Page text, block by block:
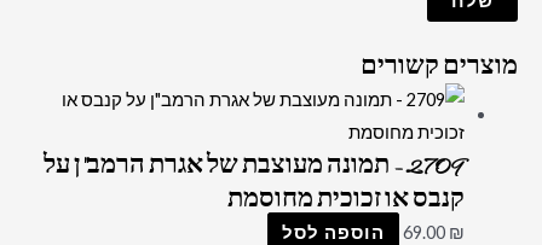
מוצרים קשורים
2709 – תמונה מעוצבת של אגרת הרמב"ן על
קנבס או זכוכית מחוסמת
69.00 ₪ הוספה לסל